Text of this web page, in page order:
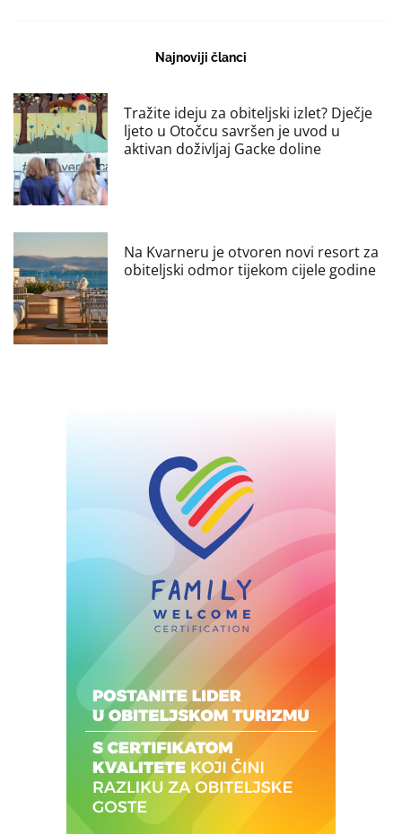
Najnoviji članci
Tražite ideju za obiteljski izlet? Dječje
ljeto u Otočcu savršen je uvod u
aktivan doživljaj Gacke doline
Na Kvarneru je otvoren novi resort za
obiteljski odmor tijekom cijele godine